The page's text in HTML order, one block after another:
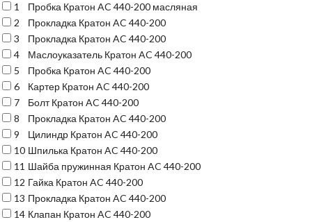
1
Пробка Кратон AC 440-200 масляная
2
Прокладка Кратон AC 440-200
3
Прокладка Кратон AC 440-200
4
Маслоуказатель Кратон AC 440-200
5
Пробка Кратон AC 440-200
6
Картер Кратон AC 440-200
7
Болт Кратон AC 440-200
8
Прокладка Кратон AC 440-200
9
Цилиндр Кратон AC 440-200
10 Шпилька Кратон AC 440-200
11 Шайба пружинная Кратон AC 440-200
12 Гайка Кратон AC 440-200
13 Прокладка Кратон AC 440-200
14 Клапан Кратон AC 440-200